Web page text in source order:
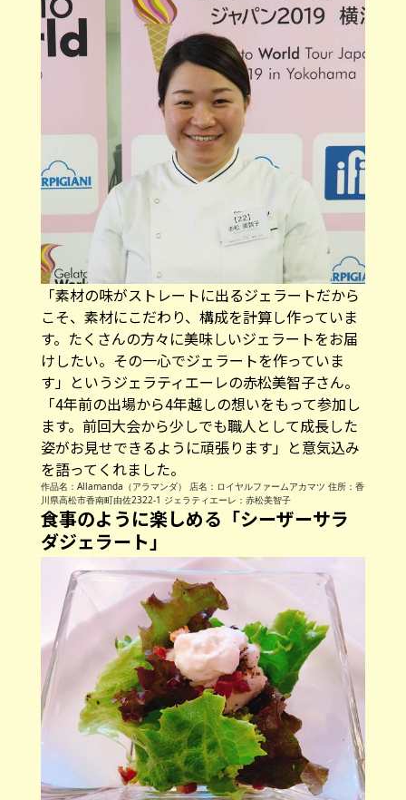
「素材の味がストレートに出るジェラートだから
こそ、素材にこだわり、構成を計算し作っていま
す。たくさんの方々に美味しいジェラートをお届
けしたい。その一心でジェラートを作っていま
す」というジェラティエーレの赤松美智子さん。
「4年前の出場から4年越しの想いをもって参加し
ます。前回大会から少しでも職人として成長した
姿がお見せできるように頑張ります」と意気込み
を語ってくれました。
作品名：Allamanda（アラマンダ） 店名：ロイヤルファームアカマツ 住所：香
川県高松市香南町由佐2322-1 ジェラティエーレ：赤松美智子
食事のように楽しめる「シーザーサラ
ダジェラート」